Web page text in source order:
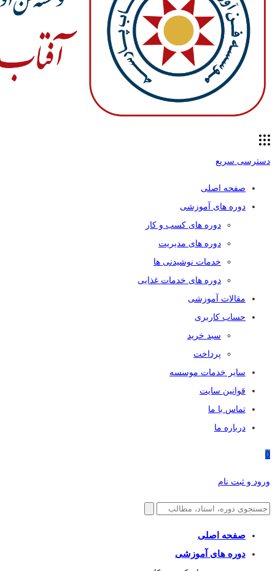
دسترسی سریع
صفحه اصلی
دوره های آموزشی
دوره های کسب و کار
دوره های مدیریت
خدمات نوشیدنی ها
دوره های خدمات غذایی
مقالات آموزشی
حساب کاربری
سبد خرید
پرداخت
سایر خدمات موسسه
قوانین سایت
تماس با ما
درباره ما
0
ورود و ثبت نام
صفحه اصلی
دوره های آموزشی